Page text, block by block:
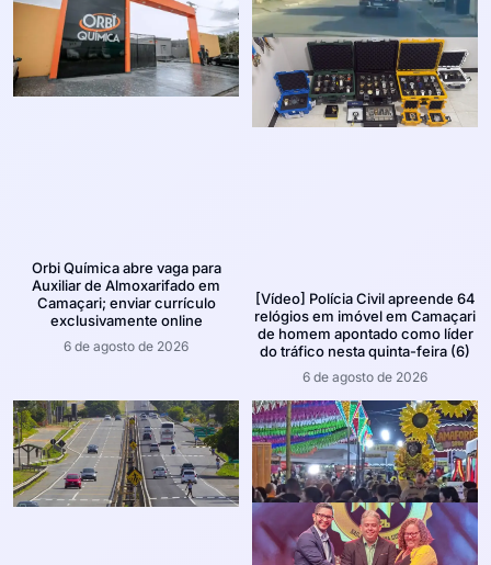
Orbi Química abre vaga para
Auxiliar de Almoxarifado em
Camaçari; enviar currículo
exclusivamente online
6 de agosto de 2026
[Vídeo] Polícia Civil apreende 64
relógios em imóvel em Camaçari
de homem apontado como líder
do tráfico nesta quinta-feira (6)
6 de agosto de 2026